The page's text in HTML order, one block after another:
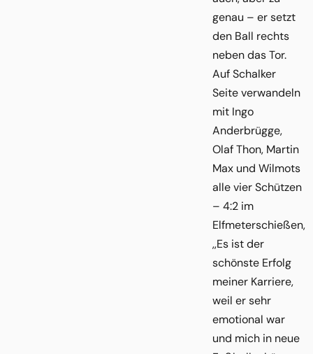
genau – er setzt
den Ball rechts
neben das Tor.
Auf Schalker
Seite verwandeln
mit Ingo
Anderbrügge,
Olaf Thon, Martin
Max und Wilmots
alle vier Schützen
– 4:2 im
Elfmeterschießen,
,,Es ist der
schönste Erfolg
meiner Karriere,
weil er sehr
emotional war
und mich in neue